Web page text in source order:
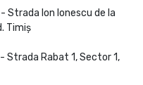
Strada Ion Ionescu de la
Timiș
Strada Rabat 1, Sector 1,